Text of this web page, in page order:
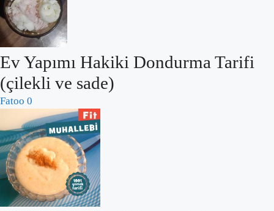
Ev Yapımı Hakiki Dondurma Tarifi
(çilekli ve sade)
Fatoo 0